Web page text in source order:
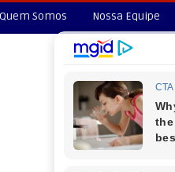
Quem Somos Nossa Equipe